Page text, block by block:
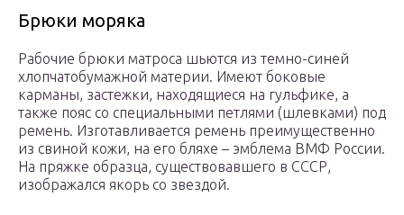
Брюки моряка
Рабочие брюки матроса шьются из темно-синей
хлопчатобумажной материи. Имеют боковые
карманы, застежки, находящиеся на гульфике, а
также пояс со специальными петлями (шлевками) под
ремень. Изготавливается ремень преимущественно
из свиной кожи, на его бляхе – эмблема ВМФ России.
На пряжке образца, существовавшего в СССР,
изображался якорь со звездой.